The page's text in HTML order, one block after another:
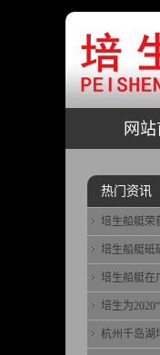
网
热门资讯
培生船艇荣
培生船艇砥
培生船艇在
培生为
杭州千岛湖